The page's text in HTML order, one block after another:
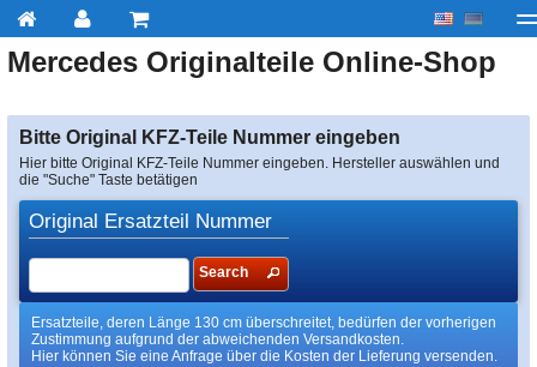
My account zur Kasse Über uns Kontakt
Mercedes Originalteile Online-Shop
Bitte Original KFZ-Teile Nummer eingeben
Hier bitte Original KFZ-Teile Nummer eingeben. Hersteller auswählen und
die "Suche" Taste betätigen
Original Ersatzteil Nummer
Search
Ersatzteile, deren Länge 130 cm überschreitet, bedürfen der vorherigen
Zustimmung aufgrund der abweichenden Versandkosten.
Hier können Sie eine Anfrage über die Kosten der Lieferung versenden.